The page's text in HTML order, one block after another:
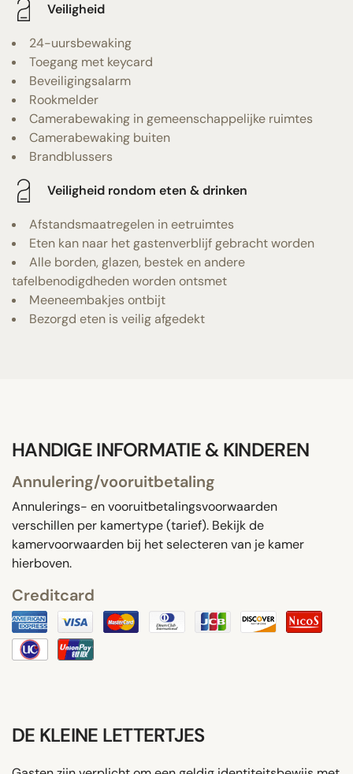
Veiligheid
24-uursbewaking
Toegang met keycard
Beveiligingsalarm
Rookmelder
Camerabewaking in gemeenschappelijke ruimtes
Camerabewaking buiten
Brandblussers
Veiligheid rondom eten & drinken
Afstandsmaatregelen in eetruimtes
Eten kan naar het gastenverblijf gebracht worden
Alle borden, glazen, bestek en andere
tafelbenodigdheden worden ontsmet
Meeneembakjes ontbijt
Bezorgd eten is veilig afgedekt
HANDIGE INFORMATIE & KINDEREN
Annulering/vooruitbetaling
Annulerings- en vooruitbetalingsvoorwaarden
verschillen per kamertype (tarief). Bekijk de
kamervoorwaarden bij het selecteren van je kamer
hierboven.
Creditcard
DE KLEINE LETTERTJES